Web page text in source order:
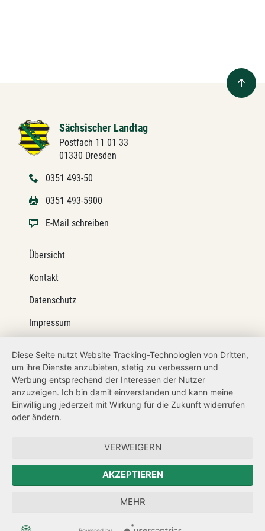
Sächsischer Landtag
Postfach 11 01 33
01330 Dresden
0351 493-50
0351 493-5900
E-Mail schreiben
Übersicht
Kontakt
Datenschutz
Impressum
Netiquette
Transparenzanspruch
Hinweisgeberschutz
Forum Mitteleuropa
Der Sächsische Integrationsbeauftragte
Sächsische Landesbeauftragte zur Aufarbeitung der SED-
Diese Seite nutzt Website Tracking-Technologien von Dritten,
um ihre Dienste anzubieten, stetig zu verbessern und
Werbung entsprechend der Interessen der Nutzer
anzuzeigen. Ich bin damit einverstanden und kann meine
Einwilligung jederzeit mit Wirkung für die Zukunft widerrufen
oder ändern.
VERWEIGERN
AKZEPTIEREN
MEHR